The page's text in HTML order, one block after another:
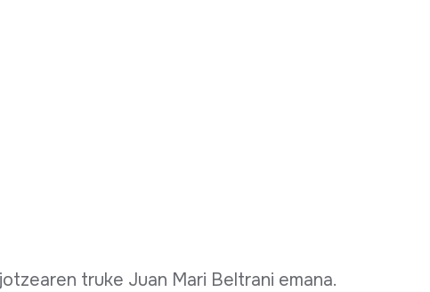
truke Juan Mari Beltrani emana.